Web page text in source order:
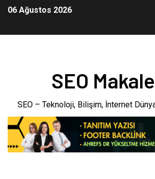
06 Ağustos 2026
SEO
SEO – Teknoloji, Bilişim, İnternet